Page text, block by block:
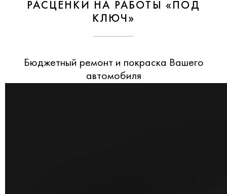
РАСЦЕНКИ НА РАБОТЫ «ПОД
КЛЮЧ»
Бюджетный ремонт и покраска Вашего
автомобиля